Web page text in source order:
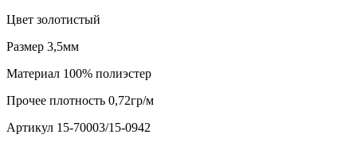
Цвет золотистый
Размер 3,5мм
Материал 100% полиэстер
Прочее плотность 0,72гр/м
Артикул 15-70003/15-0942